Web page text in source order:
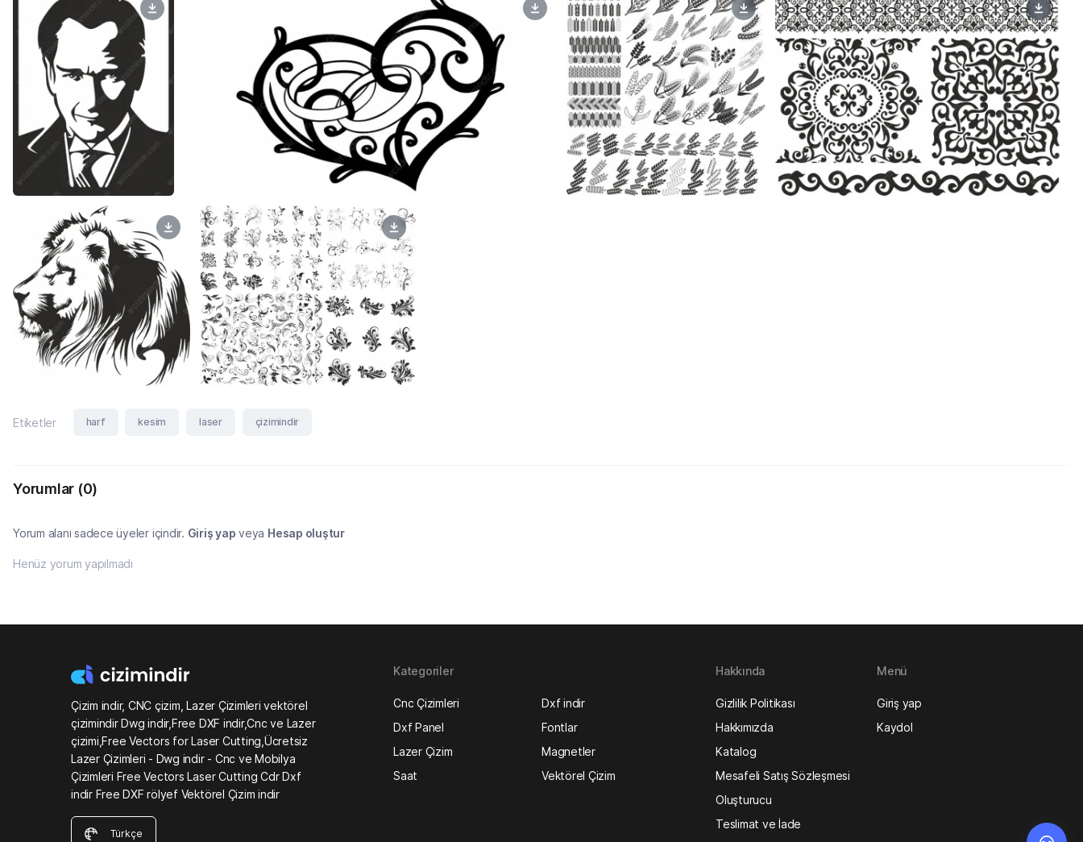
Etiketler harf kesim laser çizimindir
Yorumlar (0)
Yorum alanı sadece üyeler içindir. Giriş yap veya Hesap oluştur
Henüz yorum yapılmadı
Çizim indir, CNC çizim, Lazer Çizimleri vektörel
çizimindir Dwg indir,Free DXF indir,Cnc ve Lazer
çizimi,Free Vectors for Laser Cutting,Ücretsiz
Lazer Çizimleri - Dwg indir - Cnc ve Mobilya
Çizimleri Free Vectors Laser Cutting Cdr Dxf
indir Free DXF rölyef Vektörel Çizim indir
Türkçe
Kategoriler
Cnc Çizimleri
Dxf indir
Dxf Panel
Fontlar
Lazer Çizim
Magnetler
Saat
Vektörel Çizim
Hakkında
Gizlilik Politikası
Hakkımızda
Katalog
Mesafeli Satış Sözleşmesi
Oluşturucu
Teslimat ve İade
Menü
Giriş yap
Kaydol